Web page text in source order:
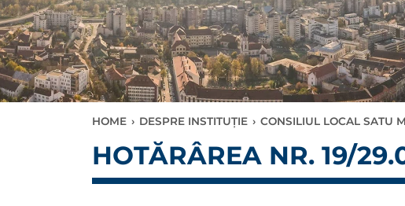
HOME › DESPRE INSTITUȚIE › CONSILIUL LOCAL SATU
HOTĂRÂREA NR. 19/